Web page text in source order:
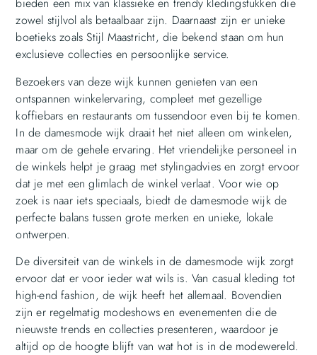
bieden een mix van klassieke en trendy kledingstukken die
zowel stijlvol als betaalbaar zijn. Daarnaast zijn er unieke
boetieks zoals Stijl Maastricht, die bekend staan om hun
exclusieve collecties en persoonlijke service.
Bezoekers van deze wijk kunnen genieten van een
ontspannen winkelervaring, compleet met gezellige
koffiebars en restaurants om tussendoor even bij te komen.
In de damesmode wijk draait het niet alleen om winkelen,
maar om de gehele ervaring. Het vriendelijke personeel in
de winkels helpt je graag met stylingadvies en zorgt ervoor
dat je met een glimlach de winkel verlaat. Voor wie op
zoek is naar iets speciaals, biedt de damesmode wijk de
perfecte balans tussen grote merken en unieke, lokale
ontwerpen.
De diversiteit van de winkels in de damesmode wijk zorgt
ervoor dat er voor ieder wat wils is. Van casual kleding tot
high-end fashion, de wijk heeft het allemaal. Bovendien
zijn er regelmatig modeshows en evenementen die de
nieuwste trends en collecties presenteren, waardoor je
altijd op de hoogte blijft van wat hot is in de modewereld.